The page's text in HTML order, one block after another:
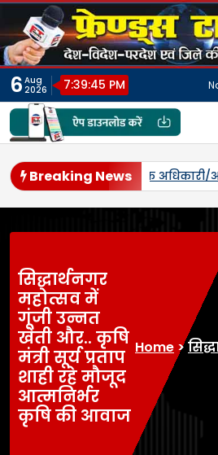
Skip
content
6 Aug
2026
7:39:48 PM
फ्रेंड्स टाइम्स
Breaking News
द्वारा खाद्य सुरक्षा मामलों में ₹3.35
सिद्धार्थनगर
महोत्सव में
गूंजी उन्नत
खेती और.. कृषि
मंत्री सूर्य प्रताप
शाही रहे मौजूद
आत्मनिर्भर
कृषि की आवाज
Home >